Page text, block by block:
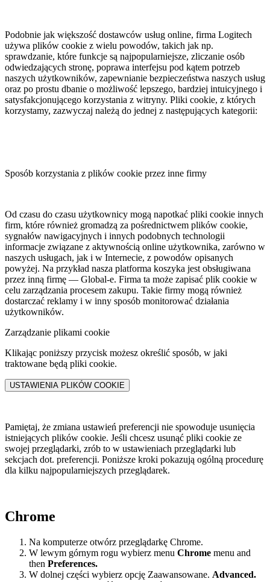
Podobnie jak większość dostawców usług online, firma Logitech
używa plików cookie z wielu powodów, takich jak np.
sprawdzanie, które funkcje są najpopularniejsze, zliczanie osób
odwiedzających stronę, poprawa interfejsu pod kątem potrzeb
naszych użytkowników, zapewnianie bezpieczeństwa naszych usług
oraz po prostu dbanie o możliwość lepszego, bardziej intuicyjnego i
satysfakcjonującego korzystania z witryny. Pliki cookie, z których
korzystamy, zazwyczaj należą do jednej z następujących kategorii:
Sposób korzystania z plików cookie przez inne firmy
Od czasu do czasu użytkownicy mogą napotkać pliki cookie innych
firm, które również gromadzą za pośrednictwem plików cookie,
sygnałów nawigacyjnych i innych podobnych technologii
informacje związane z aktywnością online użytkownika, zarówno w
naszych usługach, jak i w Internecie, z powodów opisanych
powyżej. Na przykład nasza platforma koszyka jest obsługiwana
przez inną firmę — Global-e. Firma ta może zapisać plik cookie w
celu zarządzania procesem zakupu. Takie firmy mogą również
dostarczać reklamy i w inny sposób monitorować działania
użytkowników.
Zarządzanie plikami cookie
Klikając poniższy przycisk możesz określić sposób, w jaki
traktowane będą pliki cookie.
USTAWIENIA PLIKÓW COOKIE
Pamiętaj, że zmiana ustawień preferencji nie spowoduje usunięcia
istniejących plików cookie. Jeśli chcesz usunąć pliki cookie ze
swojej przeglądarki, zrób to w ustawieniach przeglądarki lub
sekcjach dot. preferencji. Poniższe kroki pokazują ogólną procedurę
dla kilku najpopularniejszych przeglądarek.
Chrome
Na komputerze otwórz przeglądarkę Chrome.
W lewym górnym rogu wybierz menu Chrome menu and
then Preferences.
W dolnej części wybierz opcję Zaawansowane. Advanced.